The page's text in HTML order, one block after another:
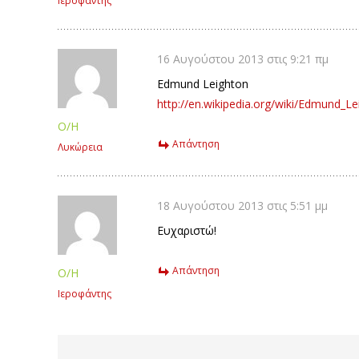
Ο/Η
Λυκώρεια
16 Αυγούστου 2013 στις 9:21 πμ
Edmund Leighton
http://en.wikipedia.org/wiki/
Απάντηση
Ο/Η
Ιεροφάντης
18 Αυγούστου 2013 στις 5:51 μμ
Ευχαριστώ!
Απάντηση